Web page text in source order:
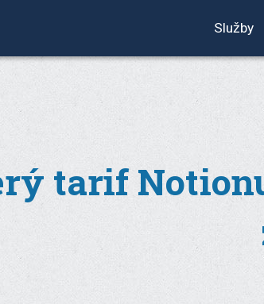
Služby
tarif